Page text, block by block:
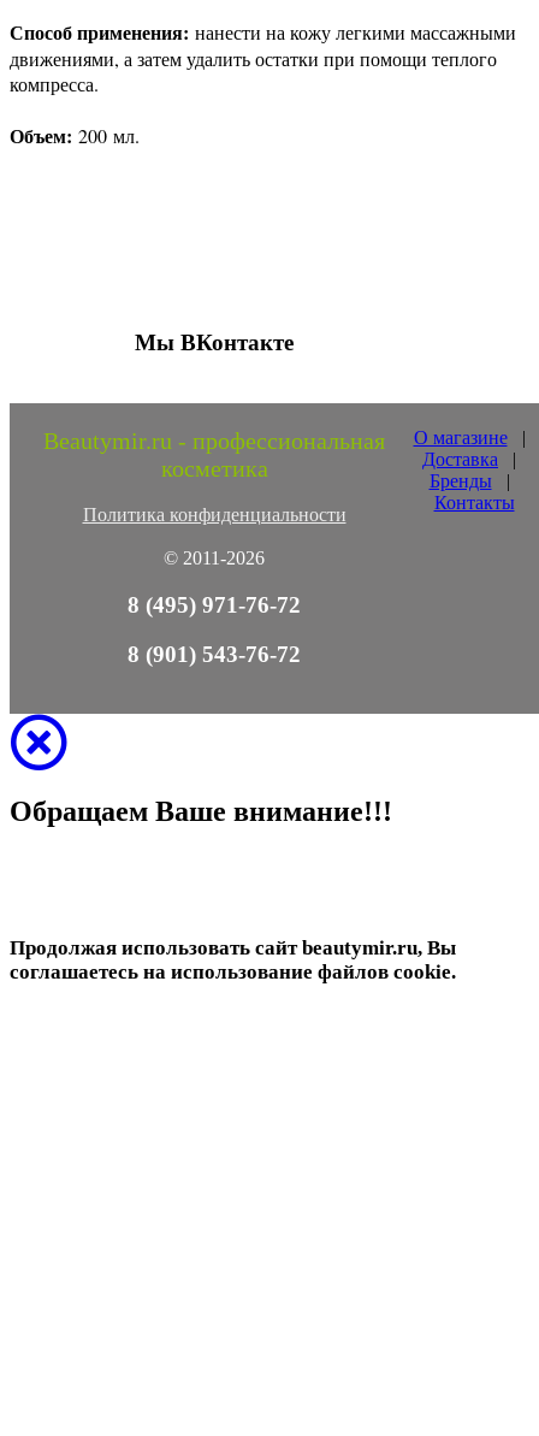
Способ применения: нанести на кожу легкими массажными
движениями, а затем удалить остатки при помощи теплого
компресса.
Объем: 200 мл.
Мы ВКонтакте
Beautymir.ru - профессиональная
косметика
Политика конфиденциальности
© 2011-2026
О магазине|
Доставка |
Бренды |
Контакты
8 (495) 971-76-72
8 (901) 543-76-72
Обращаем Ваше внимание!!!
Продолжая использовать сайт beautymir.ru, Вы
соглашаетесь на использование файлов cookie.